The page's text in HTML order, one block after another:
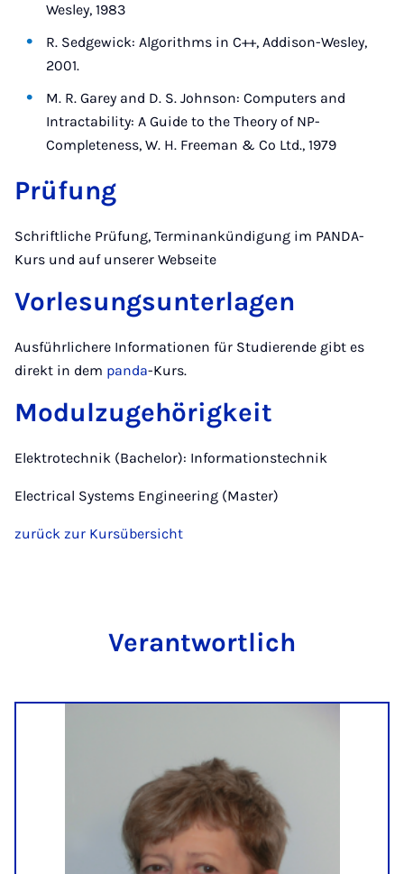
Wesley, 1983
R. Sedgewick: Algorithms in C++, Addison-Wesley,
2001.
M. R. Garey and D. S. Johnson: Computers and
Intractability: A Guide to the Theory of NP-
Completeness, W. H. Freeman & Co Ltd., 1979
Prüfung
Schriftliche Prüfung, Terminankündigung im PANDA-
Kurs und auf unserer Webseite
Vorlesungsunterlagen
Ausführlichere Informationen für Studierende gibt es
direkt in dem panda-Kurs.
Modulzugehörigkeit
Elektrotechnik (Bachelor): Informationstechnik
Electrical Systems Engineering (Master)
zurück zur Kursübersicht
Ver­ant­wort­lich